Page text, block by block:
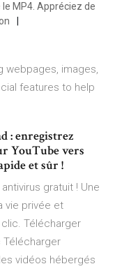
MP4. Appréciez de
webpages, images,
features to help
: enregistrez
YouTube vers
et sûr !
gratuit ! Une
vie privée et
Télécharger
Télécharger
vidéos hébergés